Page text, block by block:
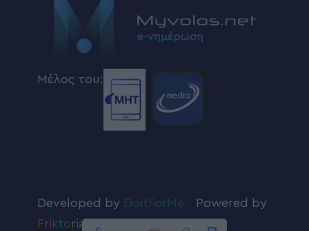
Μέλος του:
Developed by DoitForMe
Powered by
Fri ktoria